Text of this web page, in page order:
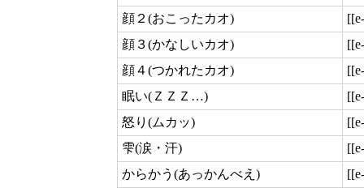
顔２(おこったカオ)
顔３(かなしいカオ)
顔４(つかれたカオ)
眠い(ＺＺＺ…)
怒り(ムカッ)
雫(涙・汗)
からかう(あっかんべえ)